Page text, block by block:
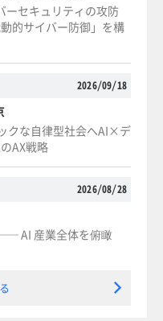
ーセキュリティの攻防
的サイバー防御」を構
2026/09/18
クな自律型社会へAI×デ
AX戦略
2026/08/28
AI 産業全体を俯瞰